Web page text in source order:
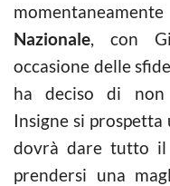
Nazionale, con
occasione delle
ha deciso di non
Insigne si
dovrà dare tutto
prendersi una